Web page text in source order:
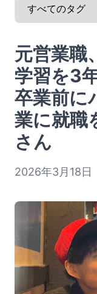
元営業職
学習を3
卒業前に
業に就職
さん
2026年3月18日